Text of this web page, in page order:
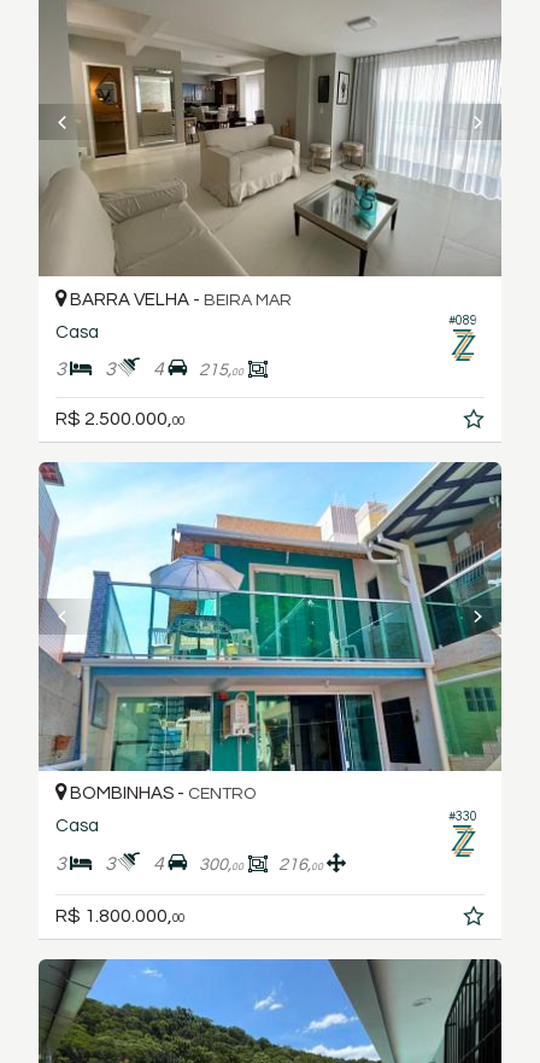
#089
BARRA VELHA - BEIRA MAR
Casa
3 3 4 215,00
R$ 2.500.000, 00
#330
BOMBINHAS - CENTRO
Casa
3 3 4 300,00 216,00
R$ 1.800.000, 00